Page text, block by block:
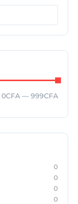
0CFA — 999CFA
0
0
0
0